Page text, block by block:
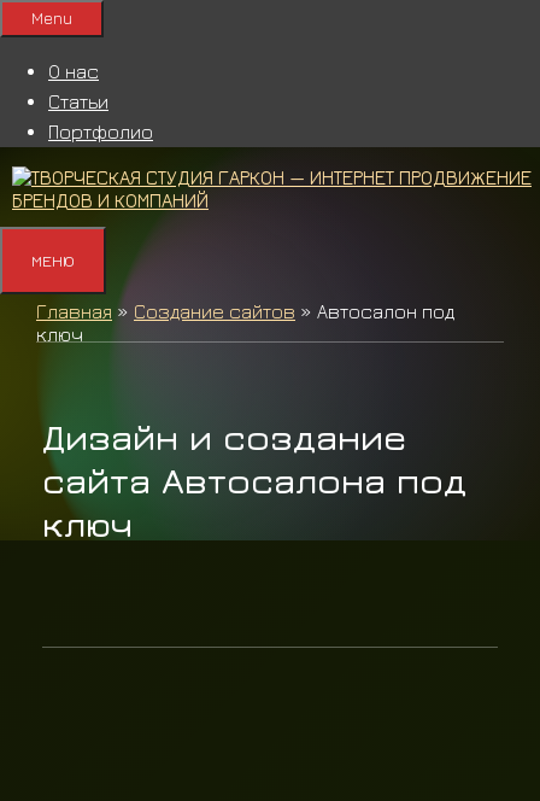
Перейти
к
Menu
О нас
Статьи
Портфолио
МЕНЮ
Главная » Создание сайтов » Автосалон под
ключ
Дизайн и создание
сайта Автосалона под
ключ